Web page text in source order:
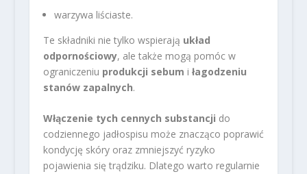
warzywa liściaste.
Te składniki nie tylko wspierają układ
odpornościowy, ale także mogą pomóc w
ograniczeniu produkcji sebum i łagodzeniu
stanów zapalnych.
Włączenie tych cennych substancji do
codziennego jadłospisu może znacząco poprawić
kondycję skóry oraz zmniejszyć ryzyko
pojawienia się trądziku. Dlatego warto regularnie